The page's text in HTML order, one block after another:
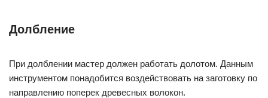
Долбление
При долблении мастер должен работать долотом. Данным
инструментом понадобится воздействовать на заготовку по
направлению поперек древесных волокон.